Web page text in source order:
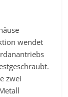
wendet
zwei